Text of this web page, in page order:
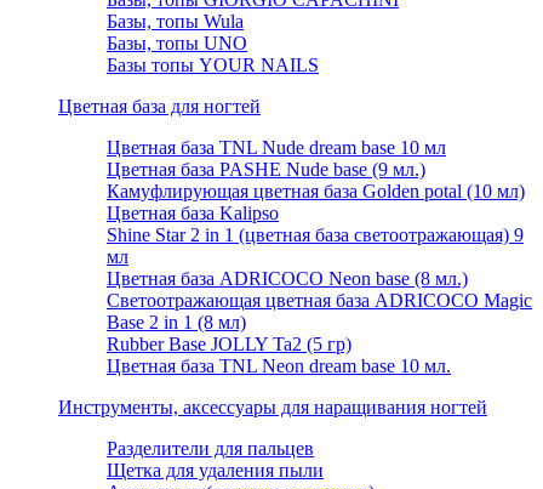
Базы, топы Wula
Базы, топы UNO
Базы топы YOUR NAILS
Цветная база для ногтей
Цветная база TNL Nude dream base 10 мл
Цветная база PASHE Nude base (9 мл.)
Камуфлирующая цветная база Golden potal (10 мл)
Цветная база Kalipso
Shine Star 2 in 1 (цветная база светоотражающая) 9
мл
Цветная база ADRICOCO Neon base (8 мл.)
Светоотражающая цветная база ADRICOCO Magic
Base 2 in 1 (8 мл)
Rubber Base JOLLY Ta2 (5 гр)
Цветная база TNL Neon dream base 10 мл.
Инструменты, аксессуары для наращивания ногтей
Разделители для пальцев
Щетка для удаления пыли